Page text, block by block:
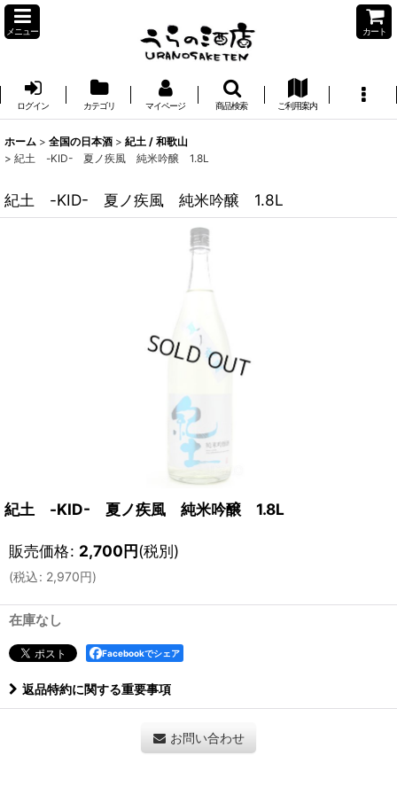
メニュー カート
ログイン カテゴリ マイページ 商品検索 ご利用案内
ホーム > 全国の日本酒 > 紀土 / 和歌山
> 紀土 -KID- 夏ノ疾風 純米吟醸 1.8L
紀土 -KID- 夏ノ疾風 純米吟醸 1.8L
紀土 -KID- 夏ノ疾風 純米吟醸 1.8L
販売価格: 2,700円(税別)
(税込: 2,970円)
在庫なし
Facebookでシェア
返品特約に関する重要事項
お問い合わせ